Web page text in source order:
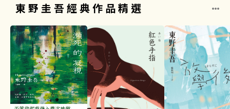
東野圭吾經典作品精選